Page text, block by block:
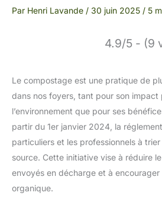
Par Henri Lavande / 30 juin 2025 / 5
4.9/5 - (9
Le compostage est une pratique de
dans nos foyers, tant pour son impact
l’environnement que pour ses
partir du 1er janvier 2024, la
particuliers et les professionnels à
source. Cette initiative vise à réduire
envoyés en décharge et à encourager
organique.